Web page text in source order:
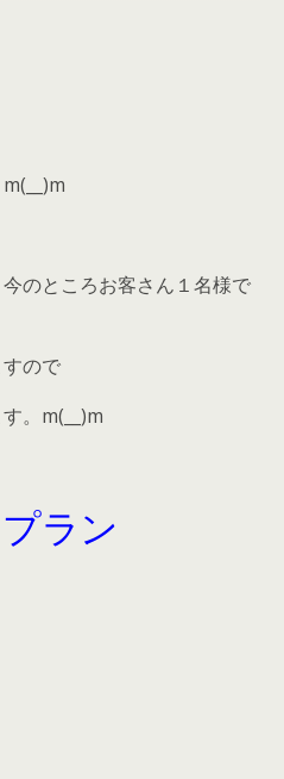
のところお客さん１名様で
ので
。m(__)m
ラン